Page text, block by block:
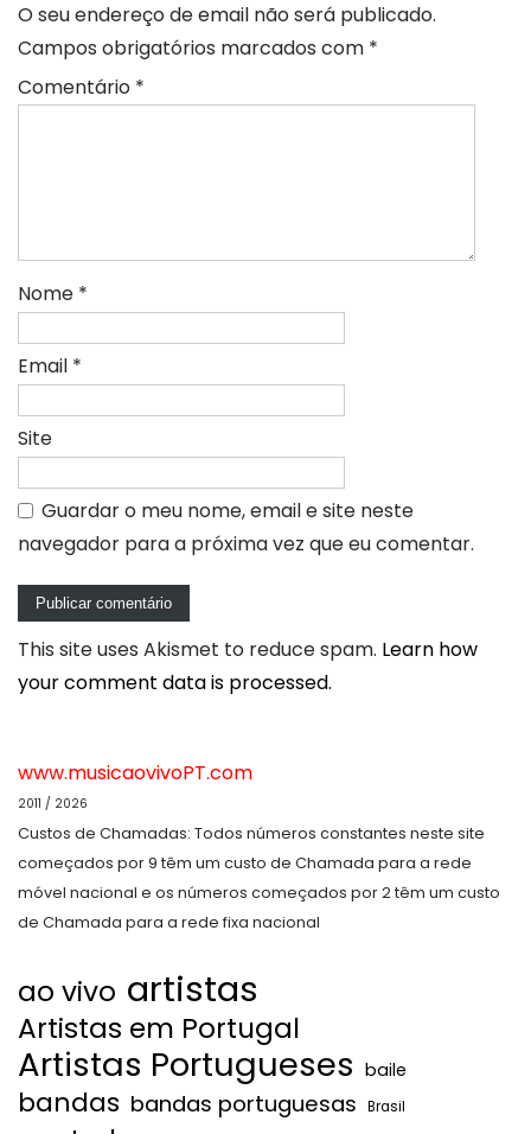
O seu endereço de email não será publicado.
Campos obrigatórios marcados com *
Comentário *
Nome *
Email *
Site
Guardar o meu nome, email e site neste
navegador para a próxima vez que eu comentar.
This site uses Akismet to reduce spam. Learn how
your comment data is processed.
www.musicaovivoPT.com
2011 / 2026
Custos de Chamadas: Todos números constantes neste site
começados por 9 têm um custo de Chamada para a rede
móvel nacional e os números começados por 2 têm um custo
de Chamada para a rede fixa nacional
ao vivo artistas
Artistas em Portugal
Artistas Portugueses baile
bandas bandas portuguesas Brasil